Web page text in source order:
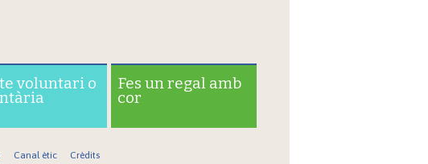
voluntari o Fes un regal amb
cor
Canal ètic Crèdits